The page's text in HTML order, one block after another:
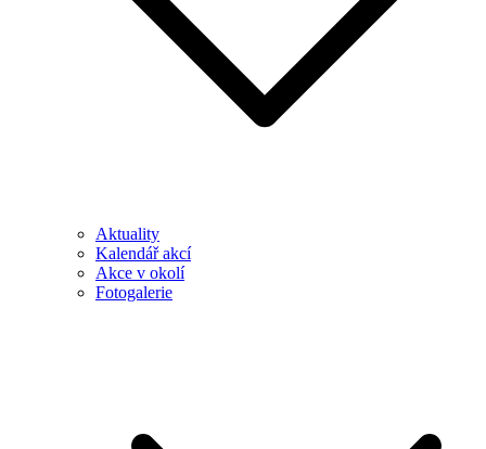
Aktuality
Kalendář akcí
Akce v okolí
Fotogalerie